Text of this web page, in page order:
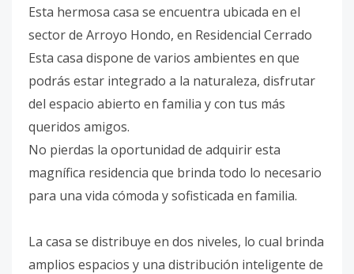
Esta hermosa casa se encuentra ubicada en el
sector de Arroyo Hondo, en Residencial Cerrado
Esta casa dispone de varios ambientes en que
podrás estar integrado a la naturaleza, disfrutar
del espacio abierto en familia y con tus más
queridos amigos.
No pierdas la oportunidad de adquirir esta
magnífica residencia que brinda todo lo necesario
para una vida cómoda y sofisticada en familia.
La casa se distribuye en dos niveles, lo cual brinda
amplios espacios y una distribución inteligente de